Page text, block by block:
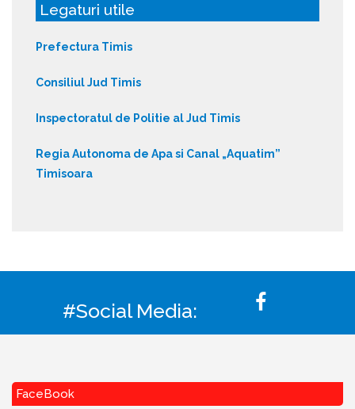
Legaturi utile
Prefectura Timis
Consiliul Jud Timis
Inspectoratul de Politie al Jud Timis
Regia Autonoma de Apa si Canal „Aquatim”
Timisoara
#Social Media:
FaceBook